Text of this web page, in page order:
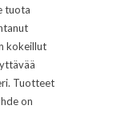
tuota
kokeillut
Tuotteet
on